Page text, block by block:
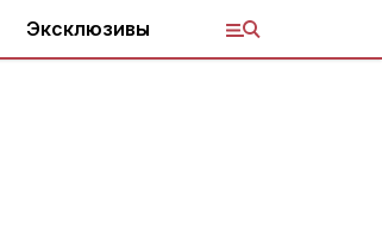
Эксклюзивы